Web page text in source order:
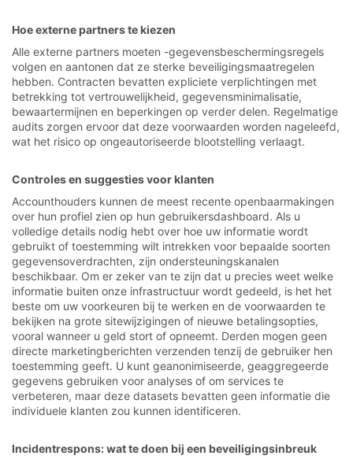
Hoe externe partners te kiezen
Alle externe partners moeten -gegevensbeschermingsregels
volgen en aantonen dat ze sterke beveiligingsmaatregelen
hebben. Contracten bevatten expliciete verplichtingen met
betrekking tot vertrouwelijkheid, gegevensminimalisatie,
bewaartermijnen en beperkingen op verder delen. Regelmatige
audits zorgen ervoor dat deze voorwaarden worden nageleefd,
wat het risico op ongeautoriseerde blootstelling verlaagt.
Controles en suggesties voor klanten
Accounthouders kunnen de meest recente openbaarmakingen
over hun profiel zien op hun gebruikersdashboard. Als u
volledige details nodig hebt over hoe uw informatie wordt
gebruikt of toestemming wilt intrekken voor bepaalde soorten
gegevensoverdrachten, zijn ondersteuningskanalen
beschikbaar. Om er zeker van te zijn dat u precies weet welke
informatie buiten onze infrastructuur wordt gedeeld, is het het
beste om uw voorkeuren bij te werken en de voorwaarden te
bekijken na grote sitewijzigingen of nieuwe betalingsopties,
vooral wanneer u geld stort of opneemt. Derden mogen geen
directe marketingberichten verzenden tenzij de gebruiker hen
toestemming geeft. U kunt geanonimiseerde, geaggregeerde
gegevens gebruiken voor analyses of om services te
verbeteren, maar deze datasets bevatten geen informatie die
individuele klanten zou kunnen identificeren.
Incidentrespons: wat te doen bij een beveiligingsinbreuk